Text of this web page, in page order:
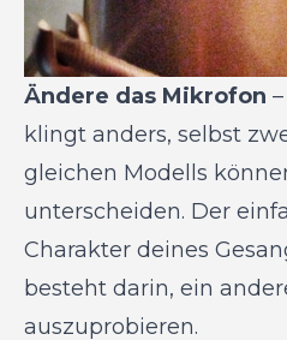
Ändere das Mikrofon
klingt anders, selbst
gleichen Modells
unterscheiden. Der
Charakter deines
besteht darin, ein
auszuprobieren.